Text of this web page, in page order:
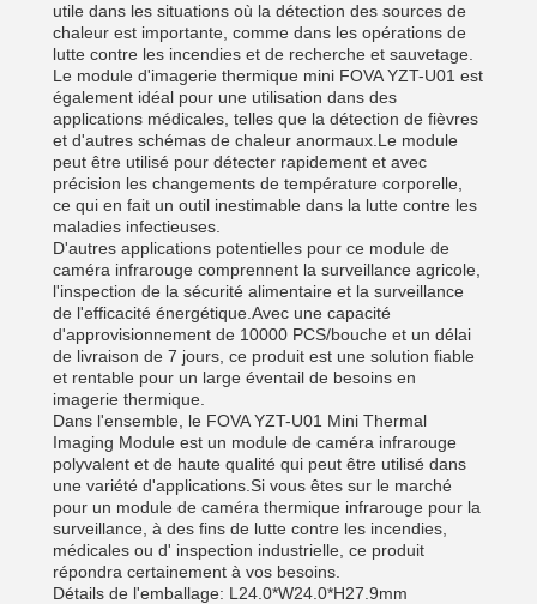
utile dans les situations où la détection des sources de
chaleur est importante, comme dans les opérations de
lutte contre les incendies et de recherche et sauvetage.
Le module d'imagerie thermique mini FOVA YZT-U01 est
également idéal pour une utilisation dans des
applications médicales, telles que la détection de fièvres
et d'autres schémas de chaleur anormaux.Le module
peut être utilisé pour détecter rapidement et avec
précision les changements de température corporelle,
ce qui en fait un outil inestimable dans la lutte contre les
maladies infectieuses.
D'autres applications potentielles pour ce module de
caméra infrarouge comprennent la surveillance agricole,
l'inspection de la sécurité alimentaire et la surveillance
de l'efficacité énergétique.Avec une capacité
d'approvisionnement de 10000 PCS/bouche et un délai
de livraison de 7 jours, ce produit est une solution fiable
et rentable pour un large éventail de besoins en
imagerie thermique.
Dans l'ensemble, le FOVA YZT-U01 Mini Thermal
Imaging Module est un module de caméra infrarouge
polyvalent et de haute qualité qui peut être utilisé dans
une variété d'applications.Si vous êtes sur le marché
pour un module de caméra thermique infrarouge pour la
surveillance, à des fins de lutte contre les incendies,
médicales ou d' inspection industrielle, ce produit
répondra certainement à vos besoins.
Détails de l'emballage: L24.0*W24.0*H27.9mm